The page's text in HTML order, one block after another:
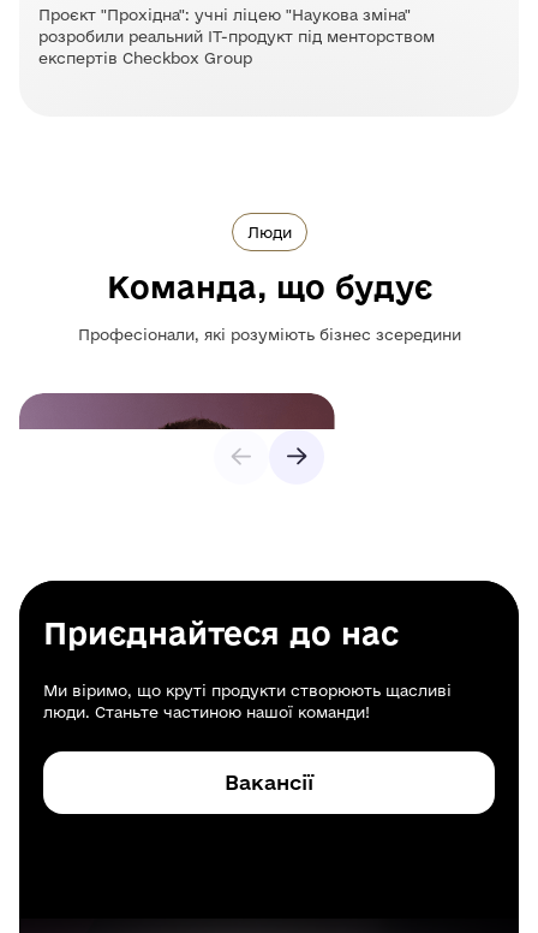
Проєкт "Прохідна": учні ліцею "Наукова зміна"
розробили реальний ІТ-продукт під менторством
експертів Checkbox Group
Люди
Команда, що будує
Професіонали, які розуміють бізнес зсередини
Андрій Сухов
Co-founder, Checkbox Group
Операційне лідерство, управління процесами та
Приєднайтеся до нас
Ми віримо, що круті продукти створюють щасливі
люди. Станьте частиною нашої команди!
Вакансії